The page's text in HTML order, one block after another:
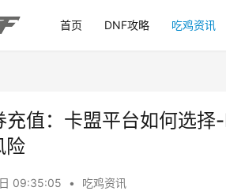
首页 DNF攻略 吃鸡资讯
充值：卡盟平台如何选
险
09:35:05 • 吃鸡资讯